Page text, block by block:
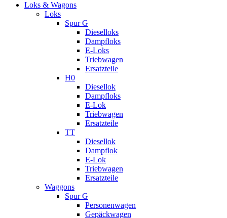
Loks & Wagons
Loks
Spur G
Dieselloks
Dampfloks
E-Loks
Triebwagen
Ersatzteile
H0
Diesellok
Dampfloks
E-Lok
Triebwagen
Ersatzteile
TT
Diesellok
Dampflok
E-Lok
Triebwagen
Ersatzteile
Waggons
Spur G
Personenwagen
Gepäckwagen